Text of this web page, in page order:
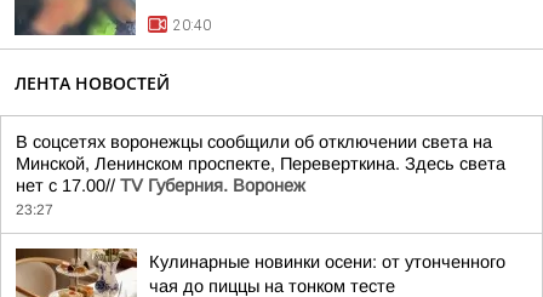
20:40
ЛЕНТА НОВОСТЕЙ
В соцсетях воронежцы сообщили об отключении света на
Минской, Ленинском проспекте, Переверткина. Здесь света
нет с 17.00// TV Губерния. Воронеж
23:27
Кулинарные новинки осени: от утонченного
чая до пиццы на тонком тесте